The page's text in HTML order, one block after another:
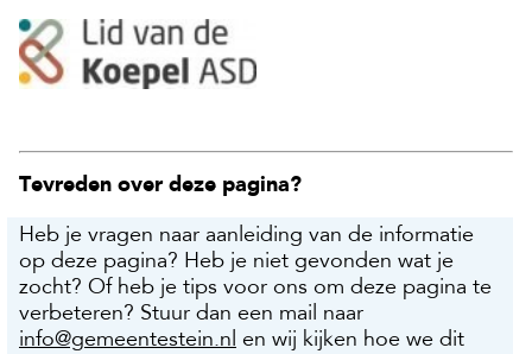
Tevreden over deze pagina?
Heb je vragen naar aanleiding van de informatie
op deze pagina? Heb je niet gevonden wat je
zocht? Of heb je tips voor ons om deze pagina te
verbeteren? Stuur dan een mail naar
info@gemeentestein.nl en wij kijken hoe we dit